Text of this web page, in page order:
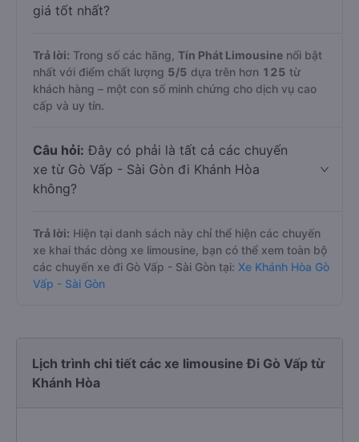
giá tốt nhất?
Trả lời: Trong số các hãng, Tín Phát Limousine nổi bật
nhất với điểm chất lượng 5/5 dựa trên hơn 125 từ
khách hàng – một con số minh chứng cho dịch vụ cao
cấp và uy tín.
Câu hỏi: Đây có phải là tất cả các chuyến
xe từ Gò Vấp - Sài Gòn đi Khánh Hòa
không?
Trả lời: Hiện tại danh sách này chỉ thể hiện các chuyến
xe khai thác dòng xe limousine, bạn có thể xem toàn bộ
các chuyến xe đi Gò Vấp - Sài Gòn tại: Xe Khánh Hòa Gò
Vấp - Sài Gòn
Lịch trình chi tiết các xe limousine Đi Gò Vấp từ
Khánh Hòa